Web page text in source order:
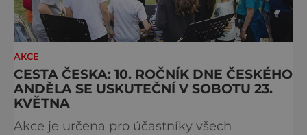
AKCE
CESTA ČESKA: 10. ROČNÍK DNE ČESKÉHO
ANDĚLA SE USKUTEČNÍ V SOBOTU 23.
KVĚTNA
Akce je určena pro účastníky všech